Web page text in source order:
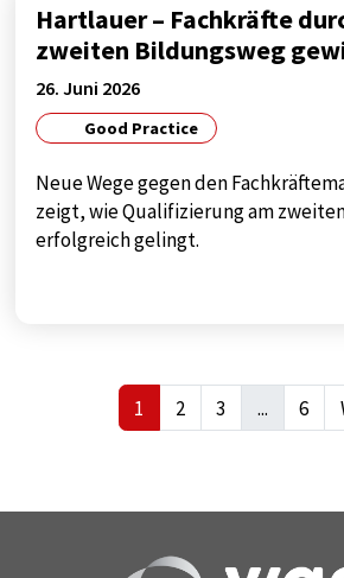
Hartlauer – Fachkräfte
zweiten Bildungsweg
26. Juni 2026
Good Practice
Neue Wege gegen den
zeigt, wie Qualifizierung am
erfolgreich gelingt.
1 2 3 ... 6